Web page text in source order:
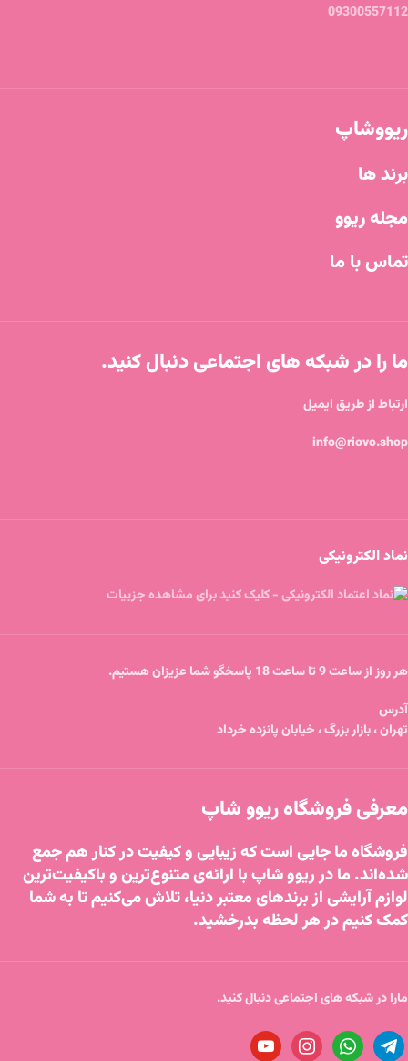
09300557112
ریووشاپ
برند ها
مجله ریوو
تماس با ما
ما را در شبکه های اجتماعی دنبال کنید.
ارتباط از طریق ایمیل
info@riovo.shop
نماد الکترونیکی
هر روز از ساعت 9 تا ساعت 18 پاسخگو شما عزیزان هستیم.
آدرس
تهران ، بازار بزرگ ، خیابان پانزده خرداد
معرفی فروشگاه ریوو شاپ
فروشگاه ما جایی است که زیبایی و کیفیت در کنار هم جمع
شده‌اند. ما در ریوو شاپ با ارائه‌ی متنوع‌ترین و باکیفیت‌ترین
لوازم آرایشی از برندهای معتبر دنیا، تلاش می‌کنیم تا به شما
کمک کنیم در هر لحظه بدرخشید.
مارا در شبکه های اجتماعی دنبال کنید.